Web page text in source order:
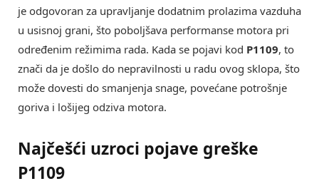
je odgovoran za upravljanje dodatnim prolazima vazduha
u usisnoj grani, što poboljšava performanse motora pri
određenim režimima rada. Kada se pojavi kod P1109, to
znači da je došlo do nepravilnosti u radu ovog sklopa, što
može dovesti do smanjenja snage, povećane potrošnje
goriva i lošijeg odziva motora.
Najčešći uzroci pojave greške
P1109